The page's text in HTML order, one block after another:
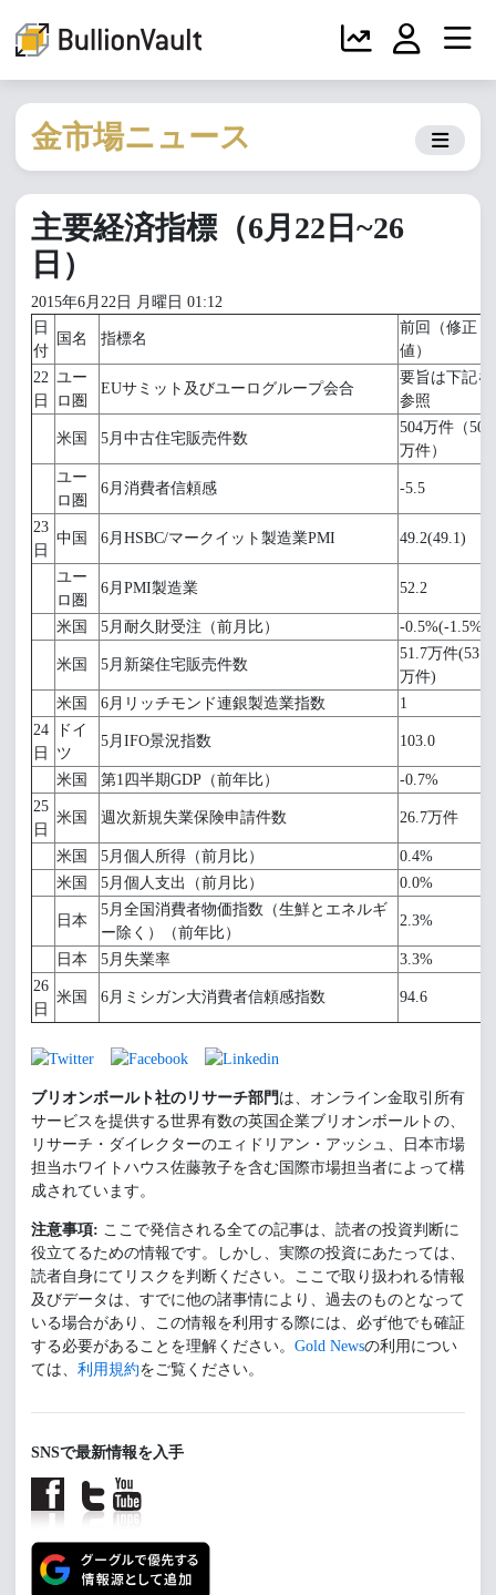
金市場ニュース
主要経済指標（6月22日~26
日）
2015年6月22日 月曜日 01:12
日
付
国名 指標名
前回（修正
値）
22
日
ユー
ロ圏
EUサミット及びユーログループ会合
要旨は下記を
参照
米国 5月中古住宅販売件数
504万件（509
万件）
ユー
ロ圏
6月消費者信頼感 -5.5
23
日
中国 6月HSBC/マークイット製造業PMI 49.2(49.1)
ユー
ロ圏
6月PMI製造業 52.2
米国 5月耐久財受注（前月比） -0.5%(-1.5%)
米国 5月新築住宅販売件数
51.7万件(53.4
万件)
米国
6月リッチモンド連銀製造業指数
1
24
日
ドイ
ツ
5月IFO景況指数 103.0
米国 第1四半期GDP（前年比）
-0.7%
25
日
米国 週次新規失業保険申請件数 26.7万件
米国 5月個人所得（前月比）
0.4%
米国
5月個人支出（前月比） 0.0%
日本
5月全国消費者物価指数（生鮮とエネルギ
ー除く）（前年比）
2.3%
日本 5月失業率
3.3%
26
日
米国 6月ミシガン大消費者信頼感指数 94.6
ブリオンボールト社のリサーチ部門 は、オンライン金取引所有
サービスを提供する世界有数の英国企業ブリオンボールトの、
リサーチ・ダイレクターのエィドリアン・アッシュ、日本市場
担当ホワイトハウス佐藤敦子を含む国際市場担当者によって構
成されています。
注意事項: ここで発信される全ての記事は、読者の投資判断に
役立てるための情報です。しかし、実際の投資にあたっては、
読者自身にてリスクを判断ください。ここで取り扱われる情報
及びデータは、すでに他の諸事情により、過去のものとなって
いる場合があり、この情報を利用する際には、必ず他でも確証
する必要があることを理解ください。 Gold Newsの利用につい
ては、 利用規約をご覧ください。
SNSで最新情報を入手